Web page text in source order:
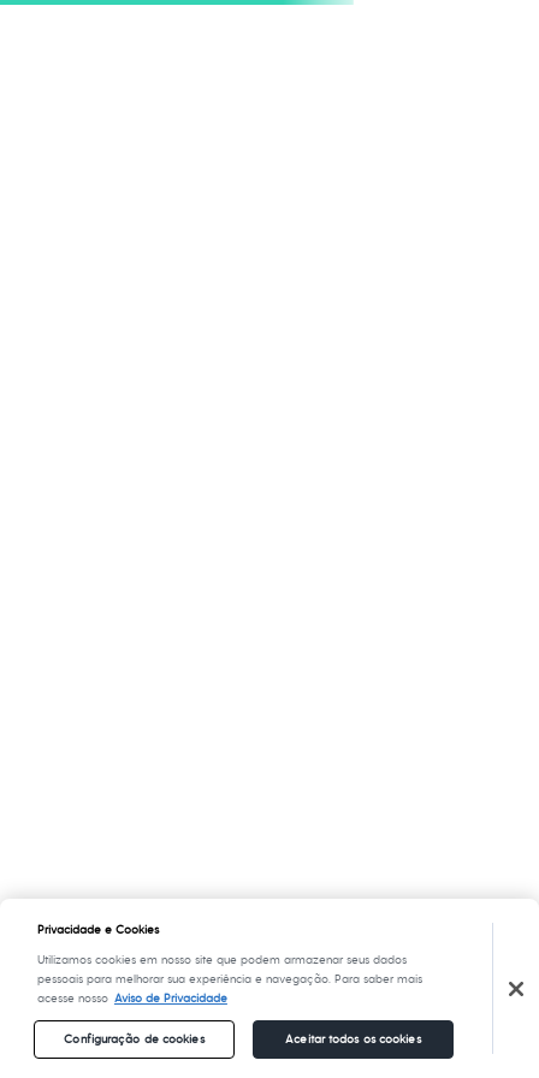
Privacidade e Cookies
Utilizamos cookies em nosso site que podem armazenar seus dados
pessoais para melhorar sua experiência e navegação. Para saber mais
acesse nosso Aviso de Privacidade
Configuração de cookies Aceitar todos os cookies